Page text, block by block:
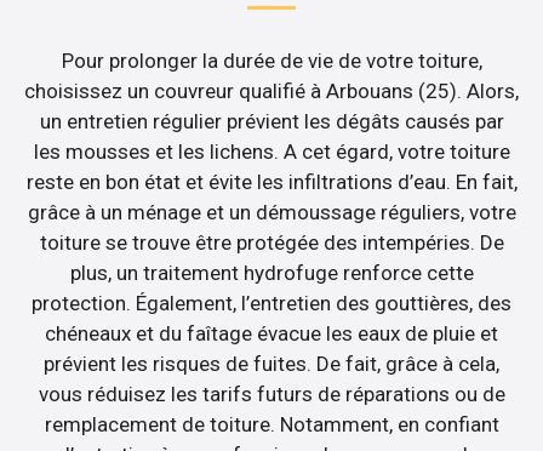
Pour prolonger la durée de vie de votre toiture,
choisissez un couvreur qualifié à Arbouans (25). Alors,
un entretien régulier prévient les dégâts causés par
les mousses et les lichens. A cet égard, votre toiture
reste en bon état et évite les infiltrations d’eau. En fait,
grâce à un ménage et un démoussage réguliers, votre
toiture se trouve être protégée des intempéries. De
plus, un traitement hydrofuge renforce cette
protection. Également, l’entretien des gouttières, des
chéneaux et du faîtage évacue les eaux de pluie et
prévient les risques de fuites. De fait, grâce à cela,
vous réduisez les tarifs futurs de réparations ou de
remplacement de toiture. Notamment, en confiant